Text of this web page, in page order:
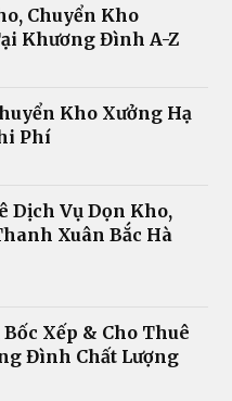
Chuyển Kho
Khương Đình A-Z
Kho Xưởng Hạ
Phí
Dịch Vụ Dọn Kho,
Xuân Bắc Hà
Xếp & Cho Thuê
Đình Chất Lượng